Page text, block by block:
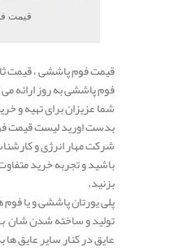
قیمت
قیمت فوم پاششی ، قیمت
فوم پاششی به روز ارائه
شما عزیزان برای تهیه و
بدست اورید لیست قیمت
شرکت مهار انرژی و
باشید و تجربه خرید
بزنید.
پلی یورتان پاششی و یا
تولید و ساخته شدن شان
عایق در کنار سایر عایق